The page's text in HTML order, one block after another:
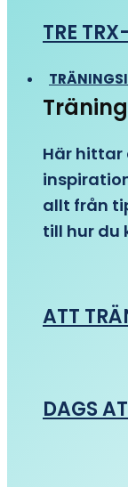
TRE
Här
allt från
till hur du
ATT
DAGS